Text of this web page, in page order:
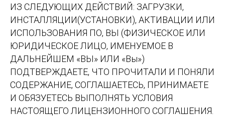
ИЗ СЛЕДУЮЩИХ ДЕЙСТВИЙ: ЗАГРУЗКИ,
ИНСТАЛЛЯЦИИ(УСТАНОВКИ), АКТИВАЦИИ ИЛИ
ИСПОЛЬЗОВАНИЯ ПО, ВЫ (ФИЗИЧЕСКОЕ ИЛИ
ЮРИДИЧЕСКОЕ ЛИЦО, ИМЕНУЕМОЕ В
ДАЛЬНЕЙШЕМ «ВЫ» ИЛИ «Вы»)
ПОДТВЕРЖДАЕТЕ, ЧТО ПРОЧИТАЛИ И ПОНЯЛИ
СОДЕРЖАНИЕ, СОГЛАШАЕТЕСЬ, ПРИНИМАЕТЕ
И ОБЯЗУЕТЕСЬ ВЫПОЛНЯТЬ УСЛОВИЯ
НАСТОЯЩЕГО ЛИЦЕНЗИОННОГО СОГЛАШЕНИЯ.